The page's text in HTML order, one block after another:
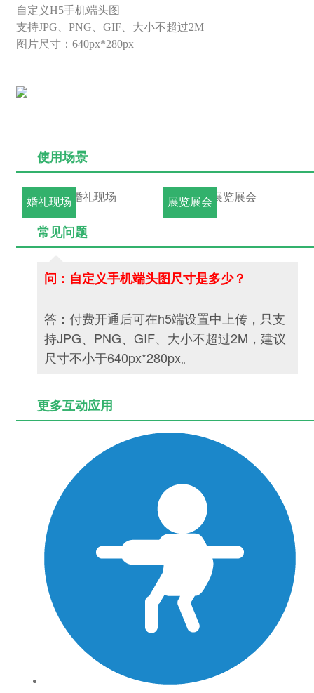
自定义H5手机端头图
支持JPG、PNG、GIF、大小不超过2M
图片尺寸：640px*280px
使用场景
婚礼现场 展览展会
常见问题
问：自定义手机端头图尺寸是多少？
答：付费开通后可在h5端设置中上传 ，只支
持JPG、PNG、GIF、大小不超过2M，建议
尺寸不小于640px*280px。
更多互动应用